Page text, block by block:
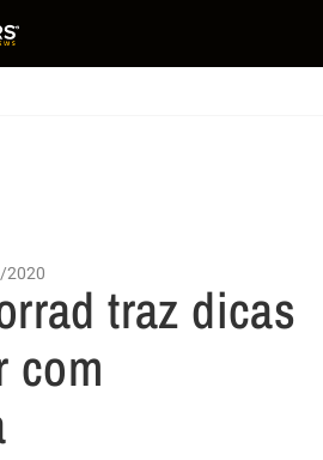
traz dicas
com